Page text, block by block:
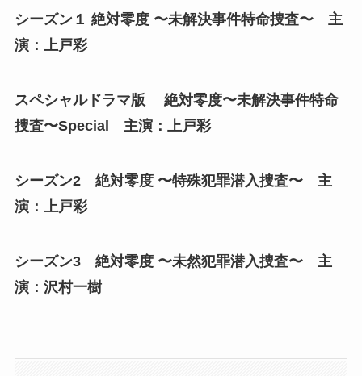
シーズン１ 絶対零度 〜未解決事件特命捜査〜 主
演：上戸彩
スペシャルドラマ版 絶対零度〜未解決事件特命
捜査〜Special 主演：上戸彩
シーズン2 絶対零度 〜特殊犯罪潜入捜査〜 主
演：上戸彩
シーズン3 絶対零度 〜未然犯罪潜入捜査〜 主
演：沢村一樹